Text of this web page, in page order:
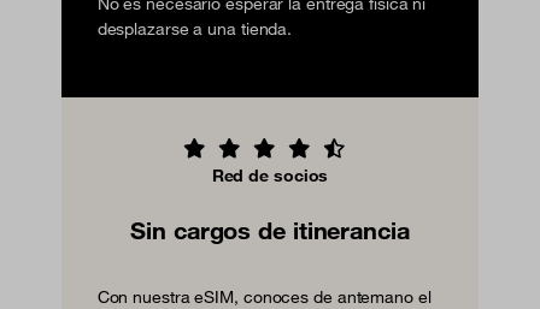
desplazarse a una tienda.
Red de socios
Sin cargos de itinerancia
Con nuestra eSIM, conoces de antemano el